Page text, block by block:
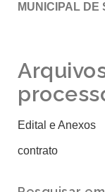
MUNICIPAL DE
Edital e Anexos
contrato